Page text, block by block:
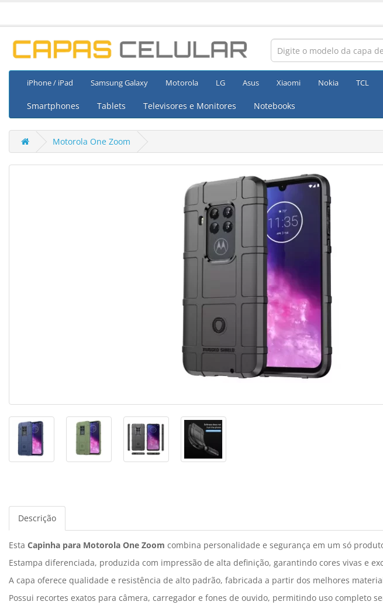
iPhone / iPad Samsung Galaxy Motorola LG Asus Xiaomi Nokia TCL
Smartphones Tablets Televisores e Monitores Notebooks
Motorola One Zoom
Descrição
Esta Capinha para Motorola One Zoom combina personalidade e segurança em um só
Estampa diferenciada, produzida com impressão de alta definição, garantindo cores vivas e
A capa oferece qualidade e resistência de alto padrão, fabricada a partir dos melhores
Possui recortes exatos para câmera, carregador e fones de ouvido, permitindo uso completo